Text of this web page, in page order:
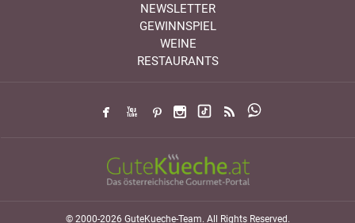
NEWSLETTER
GEWINNSPIEL
WEINE
RESTAURANTS
© 2000-2026 GuteKueche-Team. All Rights Reserved.